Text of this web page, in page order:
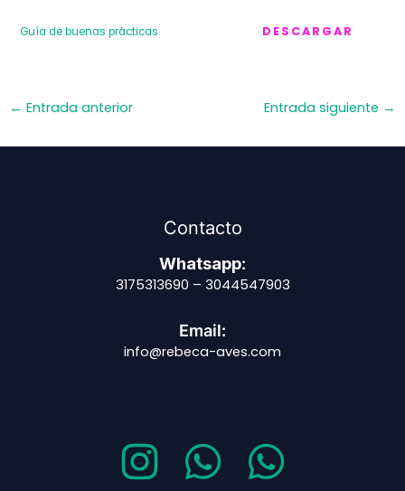
Guía de buenas prácticas DESCARGAR
Post
← Entrada anterior Entrada siguiente →
Contacto
Whatsapp:
3175313690 – 3044547903
Email:
info@rebeca-aves.com